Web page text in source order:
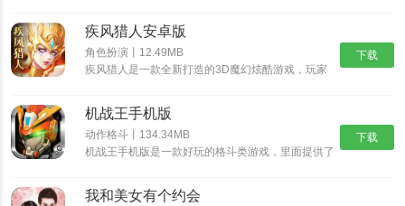
1.全新打造的阵法攻略设计，给你最佳的冒险玩法。
2.游戏的操作简单易懂，任何玩家都可以快速上手。
3.更多更加精彩的战斗内容和玩法，等待玩家解锁。
冒险，完成顶级的解谜和探索任务，收集顶级的战斗
资源内容。
下载
疾风猎人安卓版
角色扮演丨12.49MB
疾风猎人是一款全新打造的3D魔幻炫酷游戏，玩家
感受多元的魔幻对决内容，探索开放世界内容，多元
战斗探索顶级世界！
下载
机战王手机版
动作格斗丨134.34MB
机战王手机版是一款好玩的格斗类游戏，里面提供了
场景中开启冒险之旅，收集更多的装备提升机甲的属
我和美女有个约会